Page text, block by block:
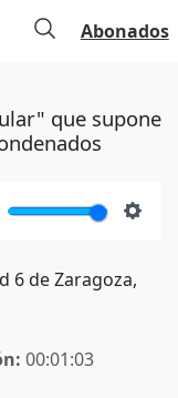
Abonados
que supone
6 de Zaragoza,
00:01:03